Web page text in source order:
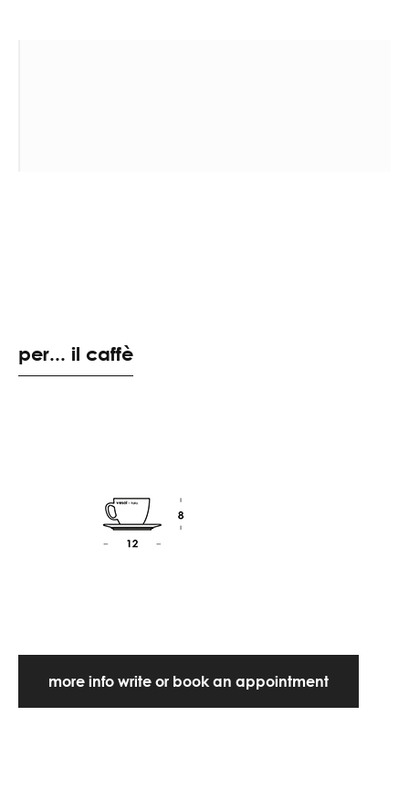
per... il caffè
more info write or book an appointment